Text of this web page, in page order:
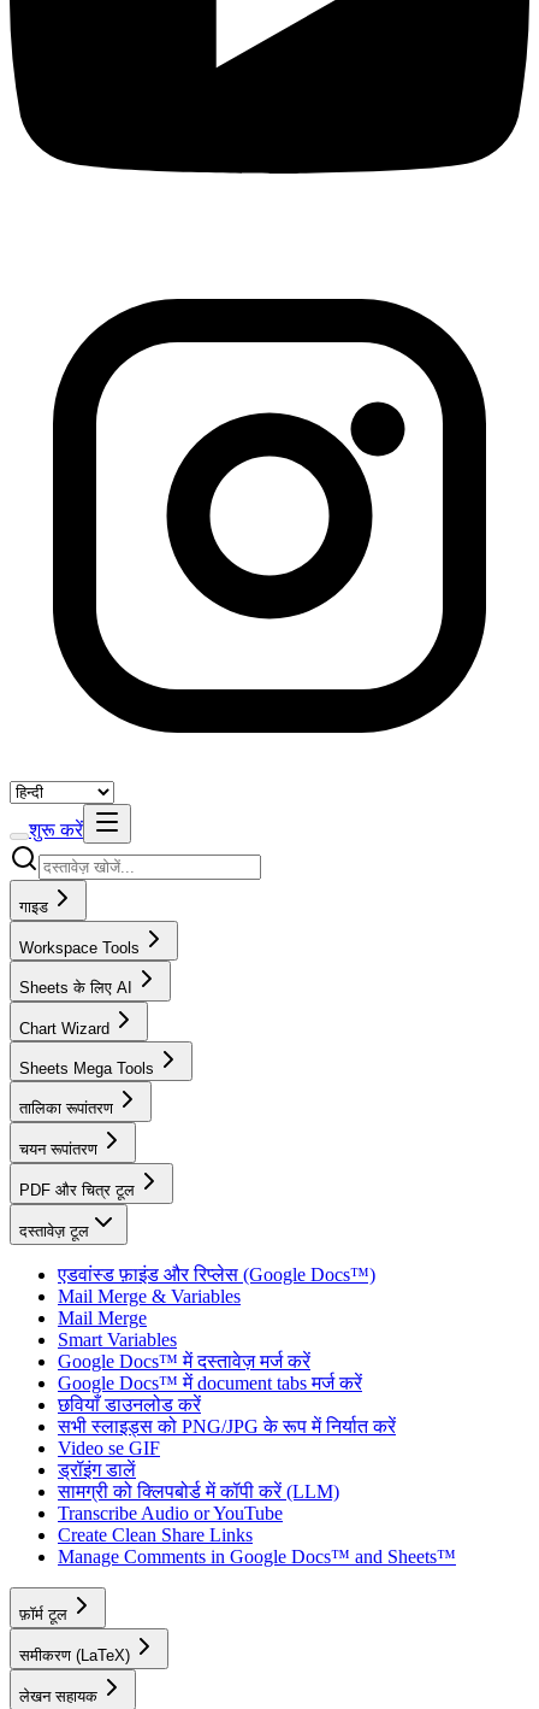
शुरू करें
गाइड
Workspace Tools
Sheets के लिए AI
Chart Wizard
Sheets Mega Tools
तालिका रूपांतरण
चयन रूपांतरण
PDF और चित्र टूल
दस्तावेज़ टूल
एडवांस्ड फ़ाइंड और रिप्लेस (Google Docs™)
Mail Merge & Variables
Mail Merge
Smart Variables
Google Docs™ में दस्तावेज़ मर्ज करें
Google Docs™ में document tabs मर्ज करें
छवियाँ डाउनलोड करें
सभी स्लाइड्स को PNG/JPG के रूप में निर्यात करें
Video se GIF
ड्रॉइंग डालें
सामग्री को क्लिपबोर्ड में कॉपी करें (LLM)
Transcribe Audio or YouTube
Create Clean Share Links
Manage Comments in Google Docs™ and Sheets™
फ़ॉर्म टूल
समीकरण (LaTeX)
लेखन सहायक